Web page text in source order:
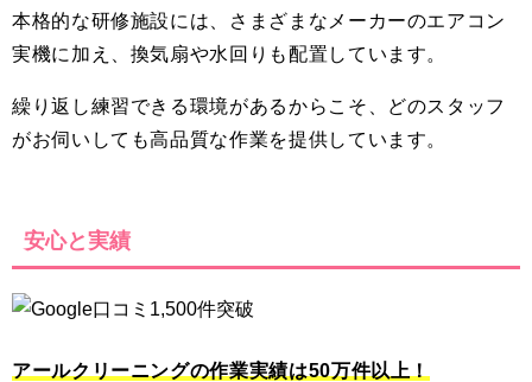
本格的な研修施設には、さまざまなメーカーのエアコン
実機に加え、換気扇や水回りも配置しています。
繰り返し練習できる環境があるからこそ、どのスタッフ
がお伺いしても高品質な作業を提供しています。
安心と実績
アールクリーニングの作業実績は50万件以上！